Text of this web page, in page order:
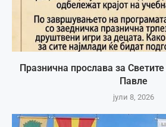
Празнична прослава за
Павле
јули 8, 2026